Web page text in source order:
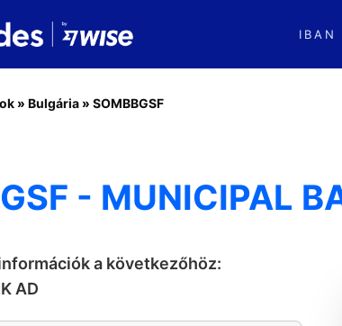
IBAN
» Bulgária » SOMBBGSF
- MUNICIPAL
a következőhöz:
AD